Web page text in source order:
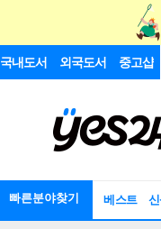
국내도서 외국도서 중고샵
빠른분야찾기 베스트